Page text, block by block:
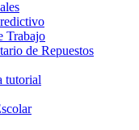
Trabajo
de Repuestos
tutorial